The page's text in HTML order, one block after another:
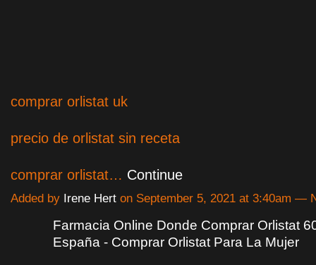
comprar orlistat uk
precio de orlistat sin receta
comprar orlistat… Continue
Added by Irene Hert on September 5, 2021 at 3:40am —
Farmacia Online Donde Comprar Orlistat
España - Comprar Orlistat Para La Mujer